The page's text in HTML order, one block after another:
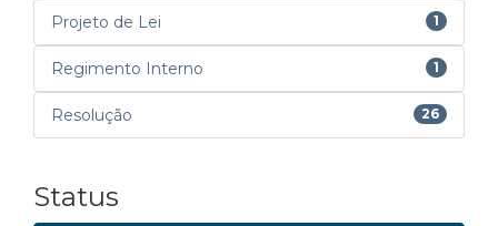
Projeto de Lei 1
Regimento Interno 1
Resolução 26
Status